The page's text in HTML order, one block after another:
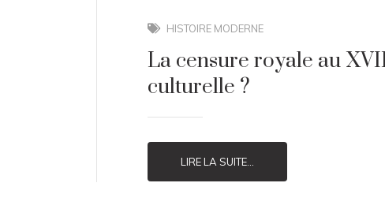
HISTOIRE MODERNE
La censure royale au
culturelle ?
LIRE LA SUITE...